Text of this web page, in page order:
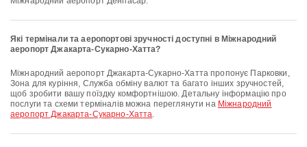
Які термінали та аеропортові зручності доступні в Міжнародний
аеропорт Джакарта-Сукарно-Хатта?
Міжнародний аеропорт Джакарта-Сукарно-Хатта пропонує Парковки,
Зона для куріння, Служба обміну валют та багато інших зручностей,
щоб зробити вашу поїздку комфортнішою. Детальну інформацію про
послуги та схеми терміналів можна переглянути на Міжнародний
аеропорт Джакарта-Сукарно-Хатта.